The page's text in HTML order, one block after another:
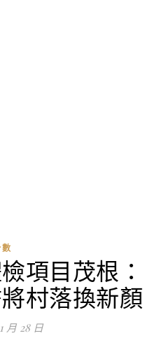
項目茂根：
村落換新顏
月 28 日
0